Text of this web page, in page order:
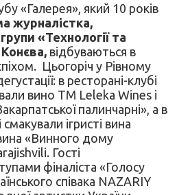
«Галерея», який 10 років
журналістка,
«Технології та
відбуваються в
Цьогоріч у Рівному
в ресторані-клубі
вино ТМ Leleka Wines і
палинчарні», а в
ігристі вина
«Винного дому
Гості
фіналіста «Голосу
співака NAZARIY